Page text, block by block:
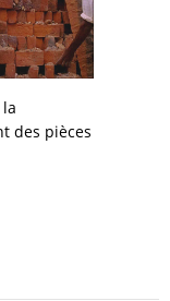
des pièces